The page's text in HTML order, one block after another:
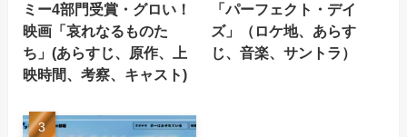
ミー4部門受賞・グロい！
映画「哀れなるものた
ち」(あらすじ、原作、上
映時間、考察、キャスト)
「パーフェクト・デイ
ズ」（ロケ地、あらす
じ、音楽、サントラ）